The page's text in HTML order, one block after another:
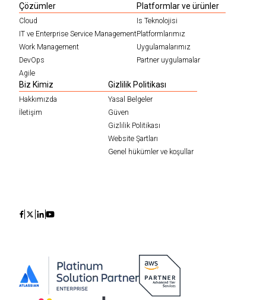
Çözümler
Cloud
IT ve Enterprise Service Management
Work Management
DevOps
Agile
Platformlar ve ürünler
Is Teknolojisi
Platformlarımız
Uygulamalarımız
Partner uygulamalar
Biz Kimiz
Hakkımızda
İletişim
Gizlilik Politikası
Yasal Belgeler
Güven
Gizlilik Politikası
Website Şartları
Genel hükümler ve koşullar
IconIconIconIcon